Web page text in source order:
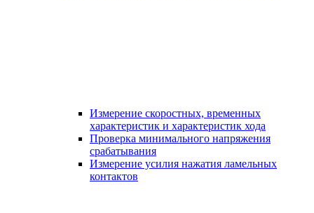
Измерение скоростных, временных
характеристик и характеристик хода
Проверка минимального напряжения
срабатывания
Измерение усилия нажатия ламельных
контактов